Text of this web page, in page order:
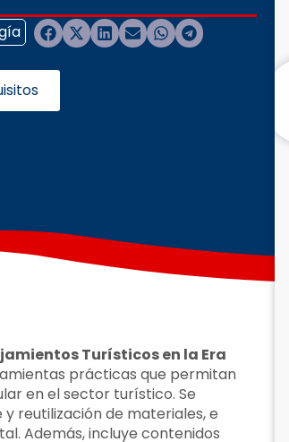
Turísticos en la Era
prácticas que permitan
en el sector turístico. Se
reutilización de materiales, e
Además, incluye contenidos